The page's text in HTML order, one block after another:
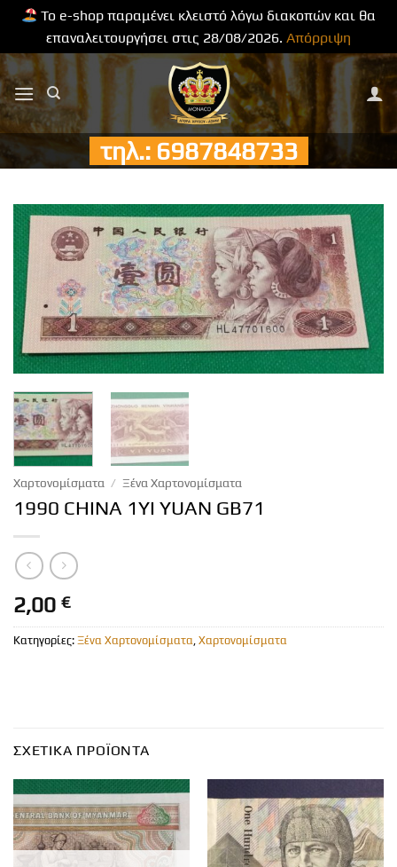
Το e-shop παραμένει κλειστό λόγω διακοπών και θα
επαναλειτουργήσει στις 28/08/2026. Απόρριψη
Μετάβαση
στο
περιεχόμενο
τηλ.: 6987848733
Χαρτονομίσματα / Ξένα Χαρτονομίσματα
1990 CHINA 1YI YUAN GB71
2,00 €
Κατηγορίες: Ξένα Χαρτονομίσματα, Χαρτονομίσματα
ΣΧΕΤΙΚΆ ΠΡΟΪΌΝΤΑ